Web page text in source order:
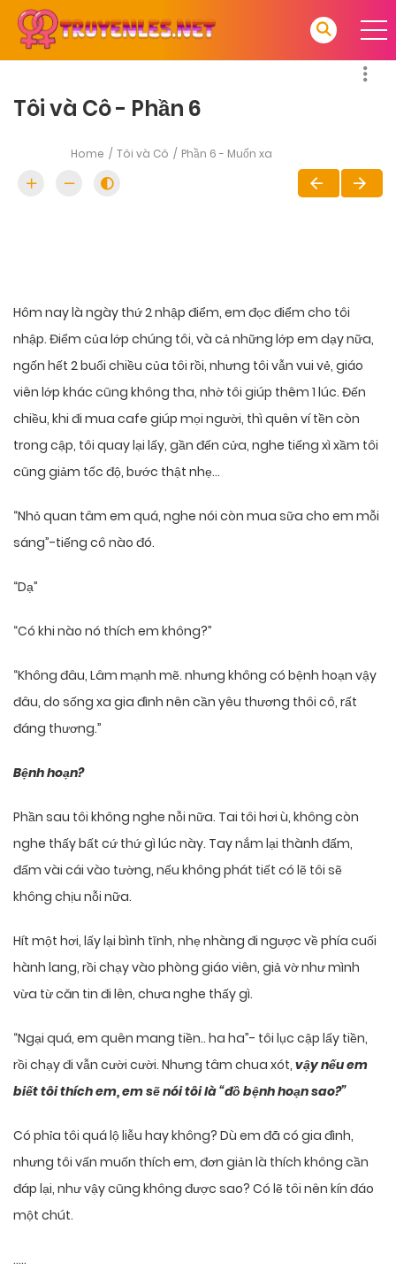
Tôi và Cô - Phần 6
Home Tôi và Cô Phần 6 - Muốn xa
Hôm nay là ngày thứ 2 nhập điểm, em đọc điểm cho tôi
nhập. Điểm của lớp chúng tôi, và cả những lớp em dạy nữa,
ngốn hết 2 buổi chiều của tôi rồi, nhưng tôi vẫn vui vẻ, giáo
viên lớp khác cũng không tha, nhờ tôi giúp thêm 1 lúc. Đến
chiều, khi đi mua cafe giúp mọi người, thì quên ví tền còn
trong cập, tôi quay lại lấy, gần đến cửa, nghe tiếng xì xầm tôi
cũng giảm tốc độ, bước thật nhẹ…
“Nhỏ quan tâm em quá, nghe nói còn mua sữa cho em mỗi
sáng”-tiếng cô nào đó.
“Dạ”
“Có khi nào nó thích em không?”
“Không đâu, Lâm mạnh mẽ. nhưng không có bệnh hoạn vậy
đâu, do sống xa gia đình nên cần yêu thương thôi cô, rất
đáng thương.”
Bệnh hoạn?
Phần sau tôi không nghe nỗi nữa. Tai tôi hơi ù, không còn
nghe thấy bất cứ thứ gì lúc này. Tay nắm lại thành đấm,
đấm vài cái vào tường, nếu không phát tiết có lẽ tôi sẽ
không chịu nỗi nữa.
Hít một hơi, lấy lại bình tĩnh, nhẹ nhàng đi ngược về phía cuối
hành lang, rồi chạy vào phòng giáo viên, giả vờ như mình
vừa từ căn tin đi lên, chưa nghe thấy gì.
“Ngại quá, em quên mang tiền.. ha ha”- tôi lục cập lấy tiền,
rồi chạy đi vẫn cười cười. Nhưng tâm chua xót, vậy nếu em
biết tôi thích em, em sẽ nói tôi là “đồ bệnh hoạn sao?”
Có phỉa tôi quá lộ liễu hay không? Dù em đã có gia đình,
nhưng tôi vấn muốn thích em, đơn giản là thích không cần
đáp lại, như vậy cũng không được sao? Có lẽ tôi nên kín đáo
một chút.
…..